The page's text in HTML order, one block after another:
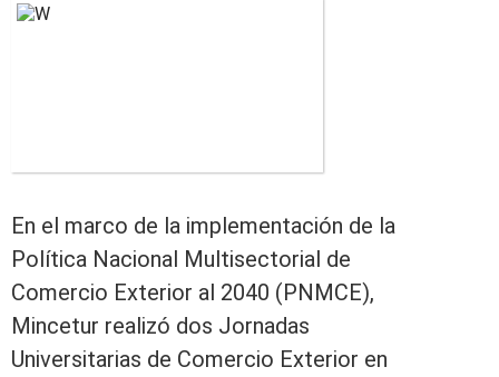
En el marco de la implementación de la
Política Nacional Multisectorial de
Comercio Exterior al 2040 (PNMCE),
Mincetur realizó dos Jornadas
Universitarias de Comercio Exterior en